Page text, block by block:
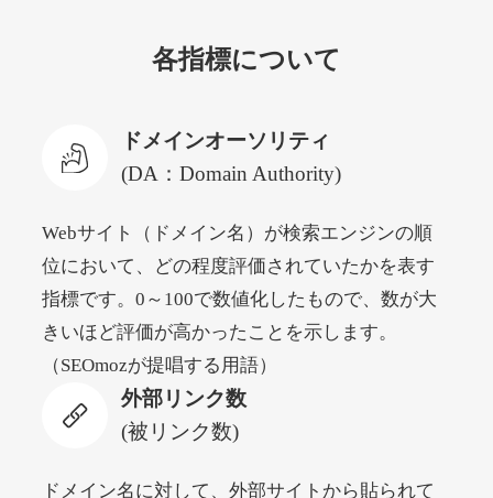
詳細を見る
newyorktodaylive.com
DA53 外部リンク数 430 ドメイン年齢
詳細を見る
dog-life-jacket.com
ジャンルその他
外部リンク数393
入札 0件
各指標について
ドメインオーソリティ
(DA：Domain Authority)
Webサイト（ドメイン名）が検索エンジンの順
位において、どの程度評価されていたかを表す
指標です。0～100で数値化したもので、数が大
きいほど評価が高かったことを示します。
（SEOmozが提唱する用語）
外部リンク数
(被リンク数)
ドメイン名に対して、外部サイトから貼られて